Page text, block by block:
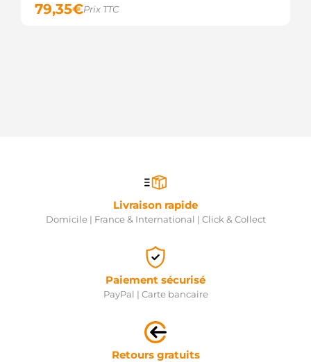
79,35€Prix TTC
Livraison rapide
Domicile | France & International | Click & Collect
Paiement sécurisé
PayPal | Carte bancaire
Retours gratuits